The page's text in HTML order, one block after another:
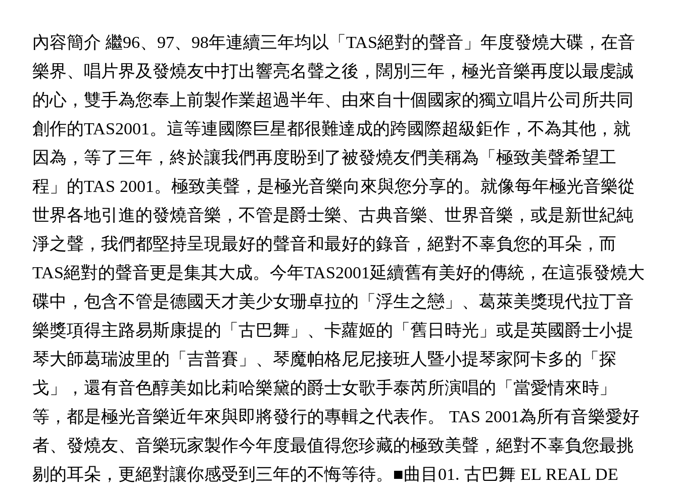
內容簡介 繼96、97、98年連續三年均以「TAS絕對的聲音」年度發燒大碟，在音
樂界、唱片界及發燒友中打出響亮名聲之後，闊別三年，極光音樂再度以最虔誠
的心，雙手為您奉上前製作業超過半年、由來自十個國家的獨立唱片公司所共同
創作的TAS2001。這等連國際巨星都很難達成的跨國際超級鉅作，不為其他，就
因為，等了三年，終於讓我們再度盼到了被發燒友們美稱為「極致美聲希望工
程」的TAS 2001。極致美聲，是極光音樂向來與您分享的。就像每年極光音樂從
世界各地引進的發燒音樂，不管是爵士樂、古典音樂、世界音樂，或是新世紀純
淨之聲，我們都堅持呈現最好的聲音和最好的錄音，絕對不辜負您的耳朵，而
TAS絕對的聲音更是集其大成。今年TAS2001延續舊有美好的傳統，在這張發燒大
碟中，包含不管是德國天才美少女珊卓拉的「浮生之戀」、葛萊美獎現代拉丁音
樂獎項得主路易斯康提的「古巴舞」、卡蘿姬的「舊日時光」或是英國爵士小提
琴大師葛瑞波里的「吉普賽」、琴魔帕格尼尼接班人暨小提琴家阿卡多的「探
戈」，還有音色醇美如比莉哈樂黛的爵士女歌手泰芮所演唱的「當愛情來時」
等，都是極光音樂近年來與即將發行的專輯之代表作。 TAS 2001為所有音樂愛好
者、發燒友、音樂玩家製作今年度最值得您珍藏的極致美聲，絕對不辜負您最挑
剔的耳朵，更絕對讓你感受到三年的不悔等待。■曲目01. 古巴舞 EL REAL DE